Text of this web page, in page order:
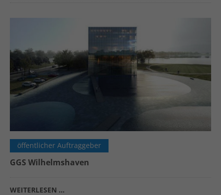
öffentlicher Auftraggeber
GGS Wilhelmshaven
WEITERLESEN …